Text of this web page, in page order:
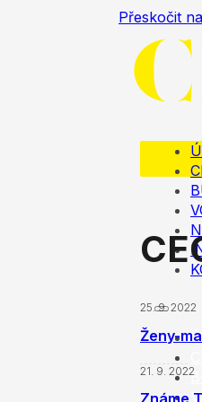
Přeskočit
25. 9. 2022
Ženy-
21. 9. 2022